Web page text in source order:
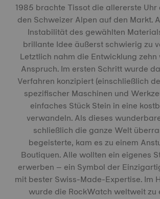
1985 brachte Tissot die allererste
den Schweizer Alpen auf den Markt.
Instabilität des gewählten
brillante Idee äußerst schwierig zu
Letztlich nahm die Entwicklung
Anspruch. Im ersten Schritt wurde
Verfahren konzipiert (einschließlich
spezifischer Maschinen und
einfaches Stück Stein in eine
verwandeln. Als dieses
schließlich die ganze Welt
begeisterte, kam es zu einem
Boutiquen. Alle wollten ein eigenes
erwerben – ein Symbol der
mit bester Swiss-Made-Expertise. Im
wurde die RockWatch weltweit zu